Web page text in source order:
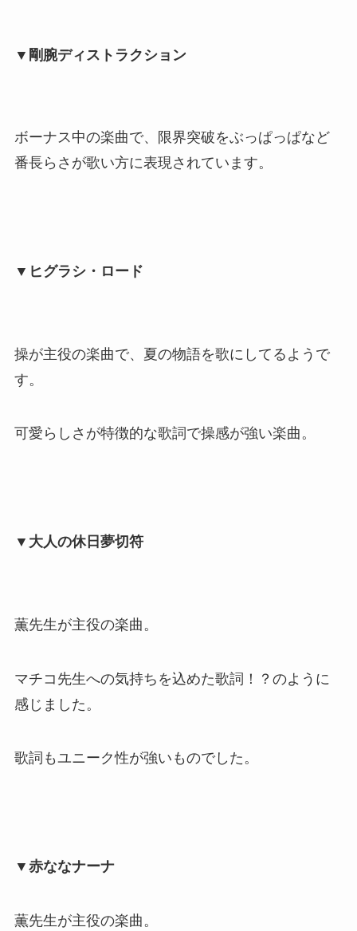
▼剛腕ディストラクション
ボーナス中の楽曲で、限界突破をぶっぱっぱなど
番長らさが歌い方に表現されています。
▼ヒグラシ・ロード
操が主役の楽曲で、夏の物語を歌にしてるようで
す。
可愛らしさが特徴的な歌詞で操感が強い楽曲。
▼大人の休日夢切符
薫先生が主役の楽曲。
マチコ先生への気持ちを込めた歌詞！？のように
感じました。
歌詞もユニーク性が強いものでした。
▼赤ななナーナ
薫先生が主役の楽曲。